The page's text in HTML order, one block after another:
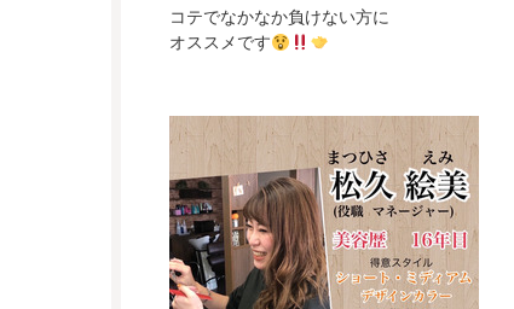
コテでなかなか負けない方に
オススメです